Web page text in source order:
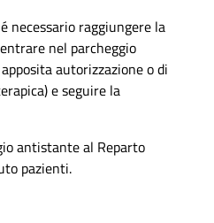
necessario raggiungere la
nel parcheggio
autorizzazione o di
e seguire la
antistante al Reparto
pazienti.